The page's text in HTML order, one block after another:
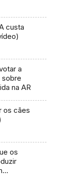
custa
a
sobre
na AR
os cães
os